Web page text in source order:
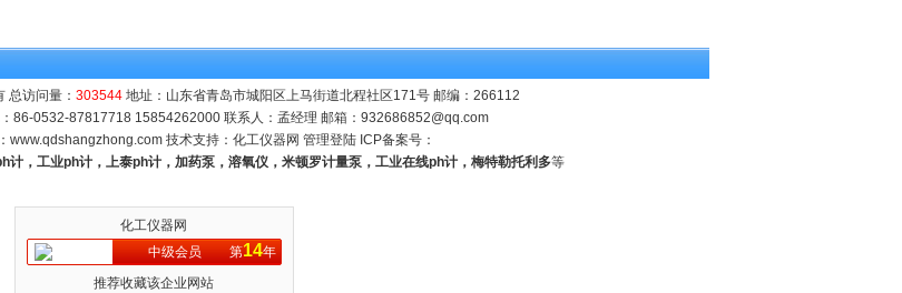
总访问量： 303544地址：山东省青岛市城阳区上马街道北程社区171号 邮编：266112
86-0532-87817718 15854262000 联系人：孟经理 邮箱： 932686852@qq.com
www.qdshangzhong.com 技术支持： 化工仪器网 管理登陆 ICP备案号：
，工业ph计，上泰ph计，加药泵，溶氧仪，米顿罗计量泵，工业在线ph计，梅特勒托利多等
化工仪器网
中级会员
第14年
推荐收藏该企业网站